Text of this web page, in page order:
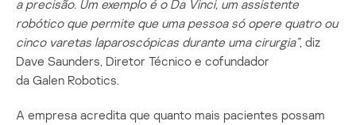
a precisão. Um exemplo é o Da Vinci, um assistente
robótico que permite que uma pessoa só opere quatro ou
cinco varetas laparoscópicas durante uma cirurgia”, diz
Dave Saunders, Diretor Técnico e cofundador
da Galen Robotics.
A empresa acredita que quanto mais pacientes possam